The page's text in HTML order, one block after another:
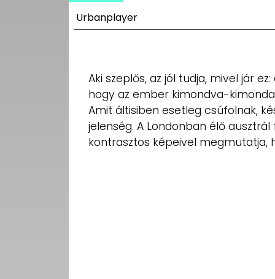
IMPRESSZUM
PR-ARCHÍVUM
ADATKEZELÉSI
TÁJÉKOZTATÓ
Urbanplayer
Aki szeplős, az jól tudja, mivel jár
hogy az ember kimondva-
Amit áltisiben esetleg csúfolnak,
jelenség. A Londonban élő
kontrasztos képeivel megmutatja,